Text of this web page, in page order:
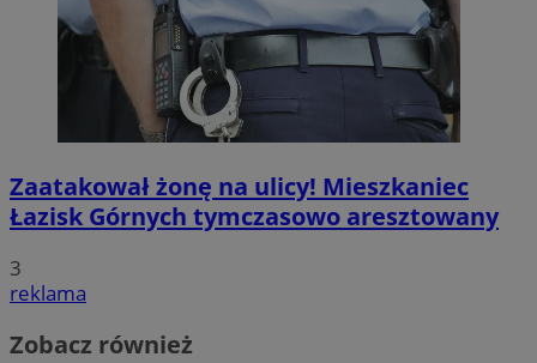
Zaatakował żonę na ulicy! Mieszkaniec
Łazisk Górnych tymczasowo aresztowany
3
reklama
Zobacz również